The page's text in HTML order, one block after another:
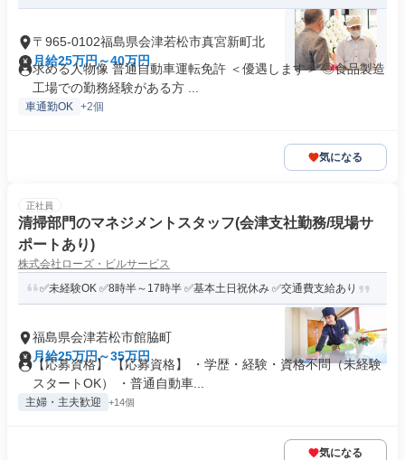
〒965-0102福島県会津若松市真宮新町北
月給25万円～40万円
求める人物像 普通自動車運転免許 ＜優遇します＞ ◎食品製造
工場での勤務経験がある方 ...
車通勤OK +2個
気になる
正社員
清掃部門のマネジメントスタッフ(会津支社勤務/現場サ
ポートあり)
株式会社ローズ・ビルサービス
✅未経験OK ✅8時半～17時半 ✅基本土日祝休み ✅交通費支給あり
福島県会津若松市館脇町
月給25万円～35万円
【応募資格】 【応募資格】 ・学歴・経験・資格不問（未経験
スタートOK） ・普通自動車...
主婦・主夫歓迎 +14個
気になる